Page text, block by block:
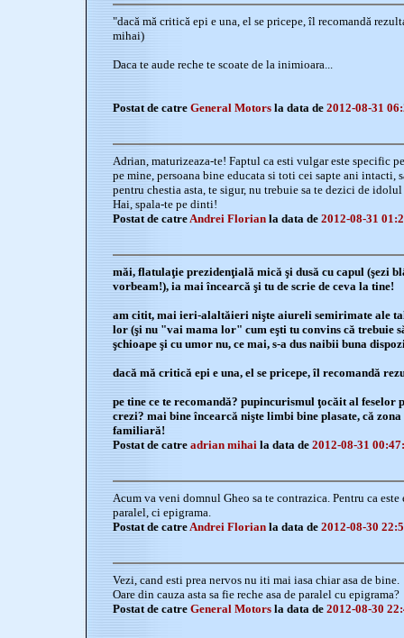
"dacă mă critică epi e una, el se pricepe, îl recomandă
mihai)
Daca te aude reche te scoate de la inimioara...
Postat de catre General Motors la data de 2012-08-31
Adrian, maturizeaza-te! Faptul ca esti vulgar este specific
pe mine, persoana bine educata si toti cei sapte ani intacti,
pentru chestia asta, te sigur, nu trebuie sa te dezici de
Hai, spala-te pe dinti!
Postat de catreAndrei Florian la data de 2012-08-31
măi, flatulaţie prezidenţială mică şi dusă cu capul (şezi
vorbeam!), ia mai încearcă şi tu de scrie de ceva la tine!
am citit, mai ieri-alaltăieri nişte aiureli semirimate ale
lor (şi nu "vai mama lor" cum eşti tu convins că trebuie
şchioape şi cu umor nu, ce mai, s-a dus naibii buna
dacă mă critică epi e una, el se pricepe, îl recomandă
pe tine ce te recomandă? pupincurismul ţocăit al feselor
crezi? mai bine încearcă nişte limbi bine plasate, că
familiară!
Postat de catre adrian mihai la data de 2012-08-31
Acum va veni domnul Gheo sa te contrazica. Pentru ca
paralel, ci epigrama.
Postat de catreAndrei Florian la data de 2012-08-30
Vezi, cand esti prea nervos nu iti mai iasa chiar asa de bine.
Oare din cauza asta sa fie reche asa de paralel cu epigrama?
Postat de catre General Motors la data de 2012-08-30